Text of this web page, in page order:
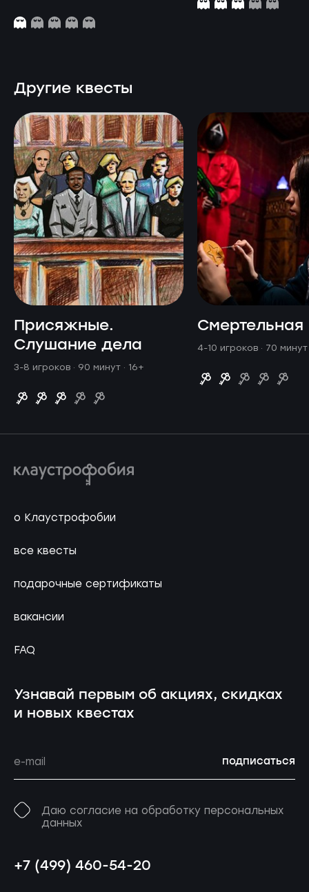
Другие квесты
Присяжные.
Слушание дела
3-8 игроков · 90 минут · 16+
Смертельная
4-10 игроков · 70
о Клаустрофобии
все квесты
подарочные сертификаты
вакансии
FAQ
Узнавай первым об акциях, скидках
и новых квестах
подписаться
Даю согласие на обработку персональных
данных
+7 (499) 460-54-20